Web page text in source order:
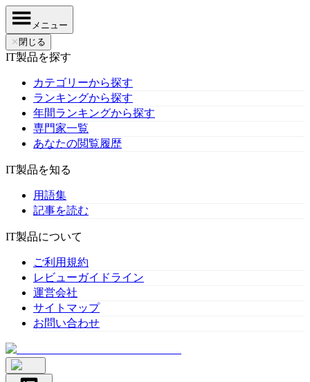
メニュー
✕ 閉じる
IT製品を探す
カテゴリーから探す
ランキングから探す
年間ランキングから探す
専門家一覧
あなたの閲覧履歴
IT製品を知る
用語集
記事を読む
IT製品について
ご利用規約
レビューガイドライン
運営会社
サイトマップ
お問い合わせ